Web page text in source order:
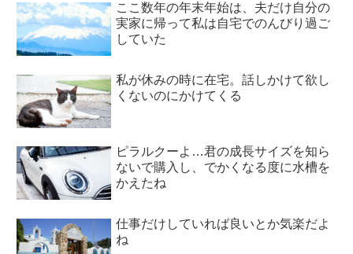
ここ数年の年末年始は、夫だけ自分の
実家に帰って私は自宅でのんびり過ご
していた
私が休みの時に在宅。話しかけて欲し
くないのにかけてくる
ピラルクーよ…君の成長サイズを知ら
ないで購入し、でかくなる度に水槽を
かえたね
仕事だけしていれば良いとか気楽だよ
ね